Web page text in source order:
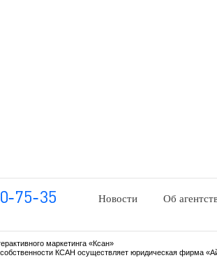
Новости Об
маркетинга «Ксан»
собственности КСАН осуществляет юридическая фирма